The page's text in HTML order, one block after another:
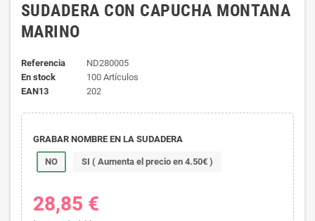
SUDADERA CON CAPUCHA MONTANA
MARINO
Referencia
ND280005
En stock
100 Artículos
EAN13
202
GRABAR NOMBRE EN LA SUDADERA
NO SI ( Aumenta el precio en 4.50€ )
28,85 €